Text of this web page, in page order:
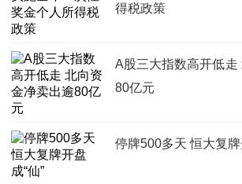
得税政策
A股三大指数高开低走
80亿元
停牌500多天 恒大复牌